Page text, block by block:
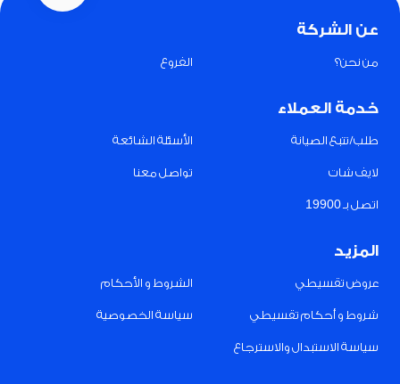
عن الشركة
من نحن؟ الفروع
خدمة العملاء
طلب/تتبع الصيانة الأسئلة الشائعة
لايف شات تواصل معنا
اتصل بـ 19900
المزيد
عروض تقسيطي الشروط و الأحكام
شروط و أحكام تقسيطي سياسة الخصوصية
سياسة الاستبدال والاسترجاع